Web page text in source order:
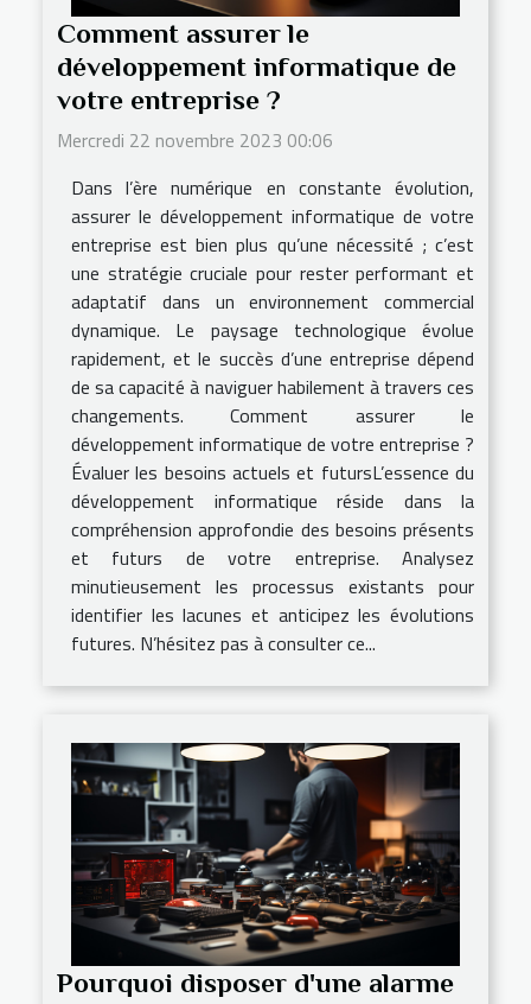
Comment assurer le
développement informatique de
votre entreprise ?
Mercredi 22 novembre 2023 00:06
Dans l’ère numérique en constante évolution,
assurer le développement informatique de votre
entreprise est bien plus qu’une nécessité ; c’est
une stratégie cruciale pour rester performant et
adaptatif dans un environnement commercial
dynamique. Le paysage technologique évolue
rapidement, et le succès d’une entreprise dépend
de sa capacité à naviguer habilement à travers ces
changements. Comment assurer le
développement informatique de votre entreprise ?
Évaluer les besoins actuels et futursL’essence du
développement informatique réside dans la
compréhension approfondie des besoins présents
et futurs de votre entreprise. Analysez
minutieusement les processus existants pour
identifier les lacunes et anticipez les évolutions
futures. N’hésitez pas à consulter ce...
Pourquoi disposer d'une alarme